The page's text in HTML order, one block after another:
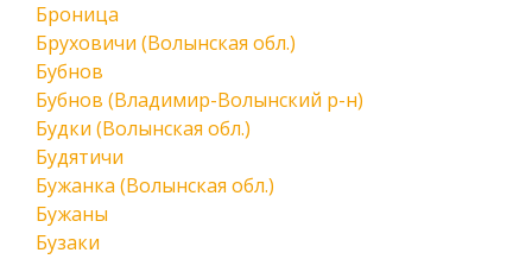
Броница
Бруховичи (Волынская обл.)
Бубнов
Бубнов (Владимир-Волынский р-н)
Будки (Волынская обл.)
Будятичи
Бужанка (Волынская обл.)
Бужаны
Бузаки